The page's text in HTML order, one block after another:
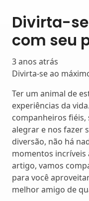
Divirta-
com seu
3 anos atrás
Divirta-se ao
Ter um animal de
experiências da
companheiros
alegrar e nos fazer
diversão, não há
momentos incríveis
artigo, vamos
para você
melhor amigo de